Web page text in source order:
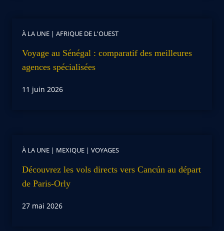
À LA UNE | AFRIQUE DE L'OUEST
Voyage au Sénégal : comparatif des meilleures
agences spécialisées
11 juin 2026
À LA UNE | MEXIQUE | VOYAGES
Découvrez les vols directs vers Cancún au départ
de Paris-Orly
27 mai 2026